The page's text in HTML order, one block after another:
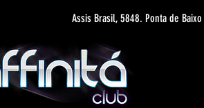
Assis Brasil, 5848. Ponta de